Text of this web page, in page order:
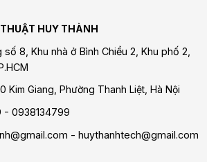
HUY THÀNH
số 8, Khu nhà ở Bình Chiểu 2, Khu phố 2,
Kim Giang, Phường Thanh Liệt, Hà Nội
- 0938134799
- huythanhtech@gmail.com